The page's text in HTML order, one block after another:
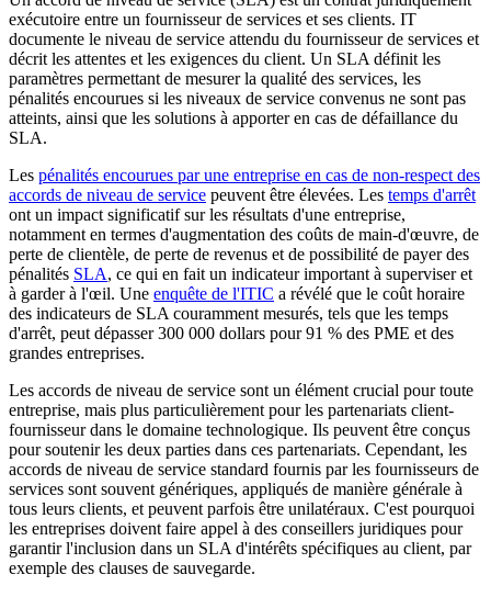
exécutoire entre un fournisseur de services et ses clients. IT
documente le niveau de service attendu du fournisseur de services et
décrit les attentes et les exigences du client. Un SLA définit les
paramètres permettant de mesurer la qualité des services, les
pénalités encourues si les niveaux de service convenus ne sont pas
atteints, ainsi que les solutions à apporter en cas de défaillance du
SLA.
Les pénalités encourues par une entreprise en cas de non-respect des
accords de niveau de service peuvent être élevées. Les temps d'arrêt
ont un impact significatif sur les résultats d'une entreprise,
notamment en termes d'augmentation des coûts de main-d'œuvre, de
perte de clientèle, de perte de revenus et de possibilité de payer des
pénalités SLA, ce qui en fait un indicateur important à superviser et
à garder à l'œil. Une enquête de l'ITIC a révélé que le coût horaire
des indicateurs de SLA couramment mesurés, tels que les temps
d'arrêt, peut dépasser 300 000 dollars pour 91 % des PME et des
grandes entreprises.
Les accords de niveau de service sont un élément crucial pour toute
entreprise, mais plus particulièrement pour les partenariats client-
fournisseur dans le domaine technologique. Ils peuvent être conçus
pour soutenir les deux parties dans ces partenariats. Cependant, les
accords de niveau de service standard fournis par les fournisseurs de
services sont souvent génériques, appliqués de manière générale à
tous leurs clients, et peuvent parfois être unilatéraux. C'est pourquoi
les entreprises doivent faire appel à des conseillers juridiques pour
garantir l'inclusion dans un SLA d'intérêts spécifiques au client, par
exemple des clauses de sauvegarde.